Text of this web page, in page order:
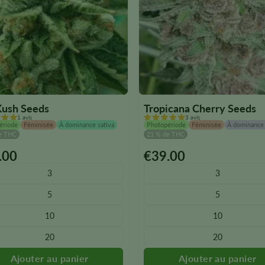
Seeds
1 avis
Féminisée
À dominance sativa
THC
3
5
10
20
Tropicana Cherry Seeds
3 avis
Photopériode Féminisée
À
21 % de THC
€39.00
3
5
10
20
Ce
pouvez